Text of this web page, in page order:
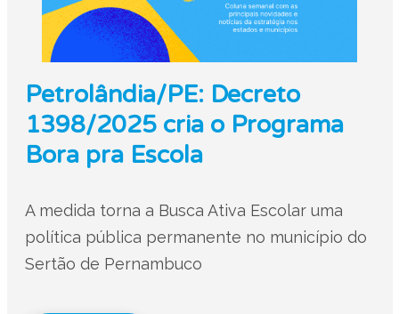
Petrolândia/PE: Decreto
1398/2025 cria o Programa
Bora pra Escola
A medida torna a Busca Ativa Escolar uma
política pública permanente no município do
Sertão de Pernambuco